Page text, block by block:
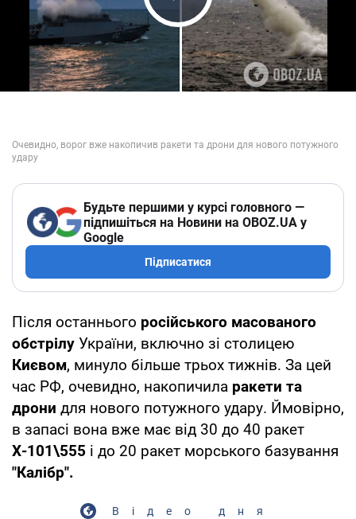
Play Video
Будьте першими у курсі головного —
підпишіться на Новини на OBOZ.UA у
Google
Підписатися
Після останнього російського масованого
обстрілу України, включно зі столицею
Києвом, минуло більше трьох тижнів. За цей
час РФ, очевидно, накопичила ракети та
дрони для нового потужного удару. Ймовірно,
в запасі вона вже має від 30 до 40 ракет
Х-101\555 і до 20 ракет морського базування
"Калібр".
Відео дня